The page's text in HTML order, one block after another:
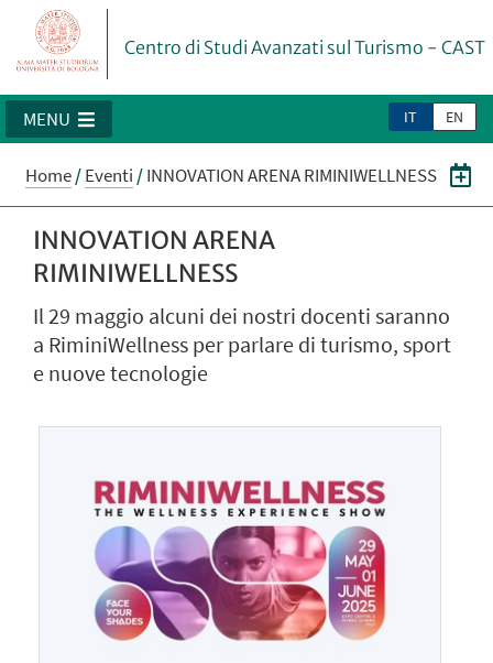
Centro di Studi Avanzati sul Turismo - CAST
IT EN
MENU
Home/Eventi /INNOVATION ARENA RIMINIWELLNESS
INNOVATION ARENA
RIMINIWELLNESS
Il 29 maggio alcuni dei nostri docenti saranno
a RiminiWellness per parlare di turismo, sport
e nuove tecnologie